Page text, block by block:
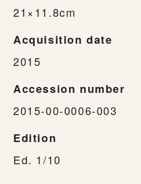
21×11.8cm
Acquisition date
2015
Accession number
2015-00-0006-003
Edition
Ed. 1/10